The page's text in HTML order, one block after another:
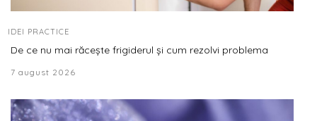
IDEI PRACTICE
De ce nu mai răcește frigiderul și cum rezolvi problema
7 august 2026